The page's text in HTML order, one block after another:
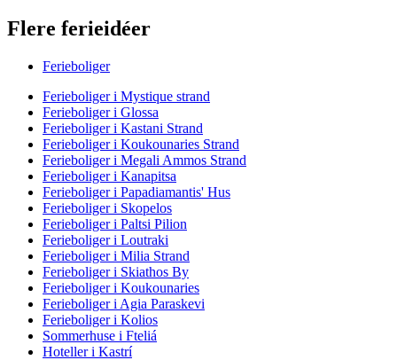
Flere ferieidéer
Ferieboliger
Ferieboliger i Mystique strand
Ferieboliger i Glossa
Ferieboliger i Kastani Strand
Ferieboliger i Koukounaries Strand
Ferieboliger i Megali Ammos Strand
Ferieboliger i Kanapitsa
Ferieboliger i Papadiamantis' Hus
Ferieboliger i Skopelos
Ferieboliger i Paltsi Pilion
Ferieboliger i Loutraki
Ferieboliger i Milia Strand
Ferieboliger i Skiathos By
Ferieboliger i Koukounaries
Ferieboliger i Agia Paraskevi
Ferieboliger i Kolios
Sommerhuse i Fteliá
Hoteller i Kastrí